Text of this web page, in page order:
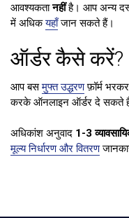
आवश्यकतानहींहै। आप अन्य
में अधिकयहाँजान सकते हैं।
ऑर्डर कैसे करें?
आप बसमुफ्त उद्धरणफ़ॉर्म
करके ऑनलाइन ऑर्डर दे सकते
अधिकांश अनुवाद 1-3
मूल्य निर्धारण और वितरण